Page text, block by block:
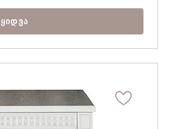
ᲧᲘᲓᲕᲐ